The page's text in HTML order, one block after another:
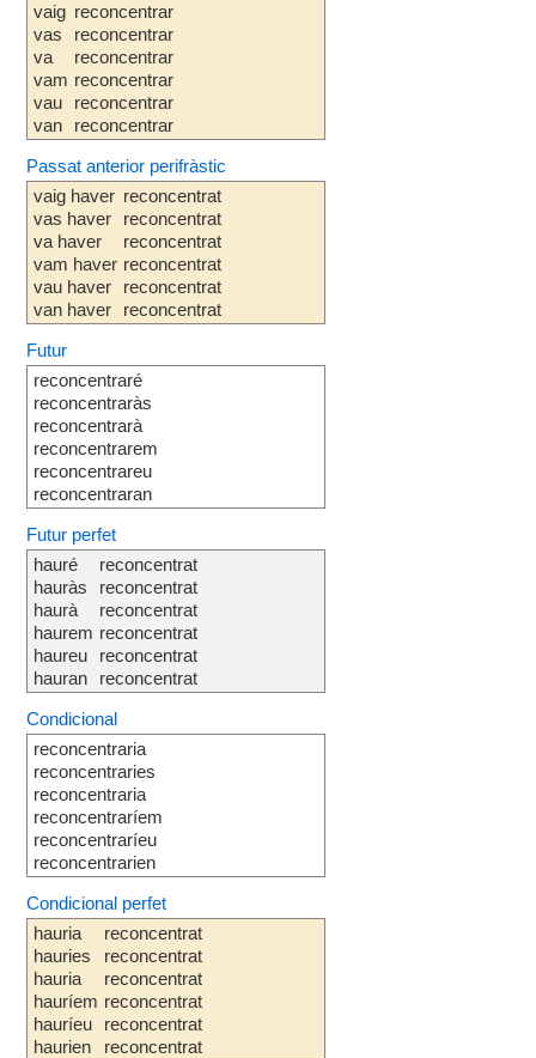
vaig
vas
va
vam
vau
van
reconcentrar
reconcentrar
reconcentrar
reconcentrar
reconcentrar
reconcentrar
Passat anterior perifràstic
vaig haver
vas haver
va haver
vam haver
vau haver
van haver
reconcentrat
reconcentrat
reconcentrat
reconcentrat
reconcentrat
reconcentrat
Futur
reconcentraré
reconcentraràs
reconcentrarà
reconcentrarem
reconcentrareu
reconcentraran
Futur perfet
hauré
hauràs
haurà
haurem
haureu
hauran
reconcentrat
reconcentrat
reconcentrat
reconcentrat
reconcentrat
reconcentrat
Condicional
reconcentraria
reconcentraries
reconcentraria
reconcentraríem
reconcentraríeu
reconcentrarien
Condicional perfet
hauria
hauries
hauria
hauríem
hauríeu
haurien
reconcentrat
reconcentrat
reconcentrat
reconcentrat
reconcentrat
reconcentrat